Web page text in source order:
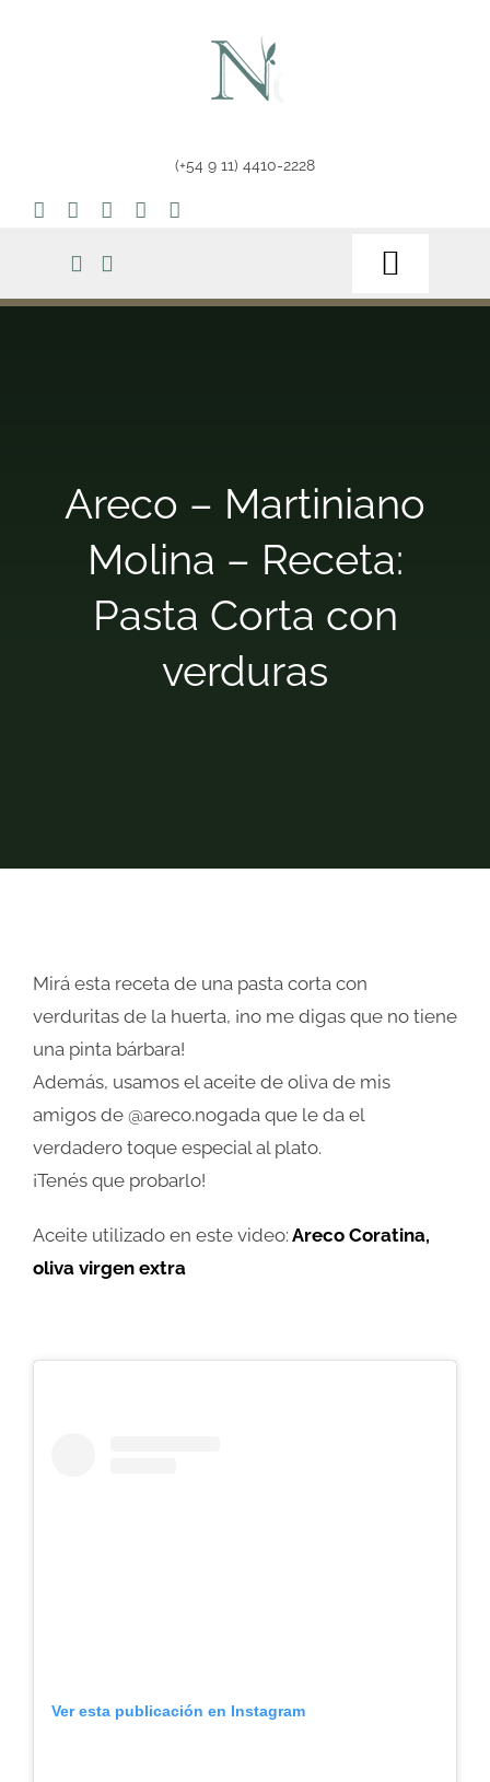
(+54 9 11) 4410-2228
Toggle
Empresa
Areco – Martiniano
Molina – Receta:
Pasta Corta con
verduras
Mirá esta receta de una pasta corta con
verduritas de la huerta, ¡no me digas que no tiene
una pinta bárbara!
Además, usamos el aceite de oliva de mis
amigos de @areco.nogada que le da el
verdadero toque especial al plato.
¡Tenés que probarlo!
Aceite utilizado en este video: Areco Coratina,
oliva virgen extra
Ver esta publicación en Instagram